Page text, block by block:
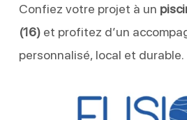
Confiez votre projet à un
(16)et profitez d’un
personnalisé, local et durable.